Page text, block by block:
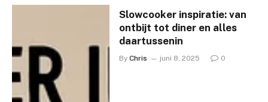
Slowcooker inspiratie: van
ontbijt tot diner en alles
daartussenin
By Chris juni 8, 2025 0